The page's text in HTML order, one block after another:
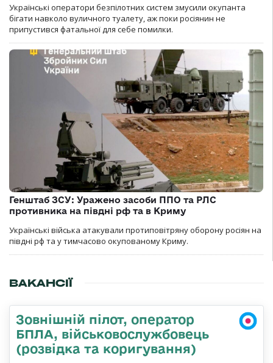
Українські оператори безпілотних систем змусили окупанта
бігати навколо вуличного туалету, аж поки росіянин не
припустився фатальної для себе помилки.
Генштаб ЗСУ: Уражено засоби ППО та РЛС
противника на півдні рф та в Криму
Українські війська атакували протиповітряну оборону росіян на
півдні рф та у тимчасово окупованому Криму.
ВАКАНСІЇ
Зовнішній пілот, оператор
БПЛА, військовослужбовець
(розвідка та коригування)